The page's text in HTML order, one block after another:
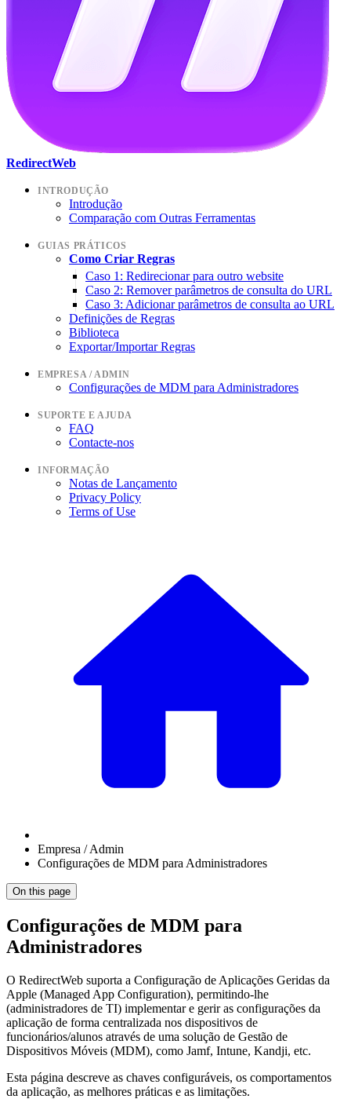
RedirectWeb
INTRODUÇÃO
Introdução
Comparação com Outras Ferramentas
GUIAS PRÁTICOS
Como Criar Regras
Caso 1: Redirecionar para outro website
Caso 2: Remover parâmetros de consulta do URL
Caso 3: Adicionar parâmetros de consulta ao URL
Definições de Regras
Biblioteca
Exportar/Importar Regras
EMPRESA / ADMIN
Configurações de MDM para Administradores
SUPORTE E AJUDA
FAQ
Contacte-nos
INFORMAÇÃO
Notas de Lançamento
Privacy Policy
Terms of Use
Empresa / Admin
Configurações de MDM para Administradores
On this page
Configurações de MDM para
Administradores
O RedirectWeb suporta a Configuração de Aplicações Geridas da
Apple (Managed App Configuration), permitindo-lhe
(administradores de TI) implementar e gerir as configurações da
aplicação de forma centralizada nos dispositivos de
funcionários/alunos através de uma solução de Gestão de
Dispositivos Móveis (MDM), como Jamf, Intune, Kandji, etc.
Esta página descreve as chaves configuráveis, os comportamentos
da aplicação, as melhores práticas e as limitações.